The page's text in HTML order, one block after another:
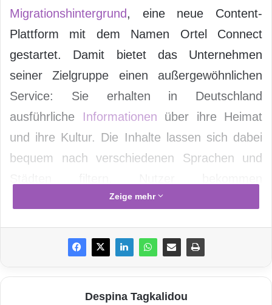
Migrationshintergrund, eine neue Content-
Plattform mit dem Namen Ortel Connect
gestartet. Damit bietet das Unternehmen
seiner Zielgruppe einen außergewöhnlichen
Service: Sie erhalten in Deutschland
ausführliche
Informationen über ihre Heimat
und ihre Kultur. Die Inhalte lassen sich dabei
bequem nach verschiedenen Sprachen und
kontinuierlich aktuelle Informationen zu
Kultur, Events und Sport sowie behördliche
„Ortel Mobile möchte Menschen mit
Zeige mehr
Despina Tagkalidou